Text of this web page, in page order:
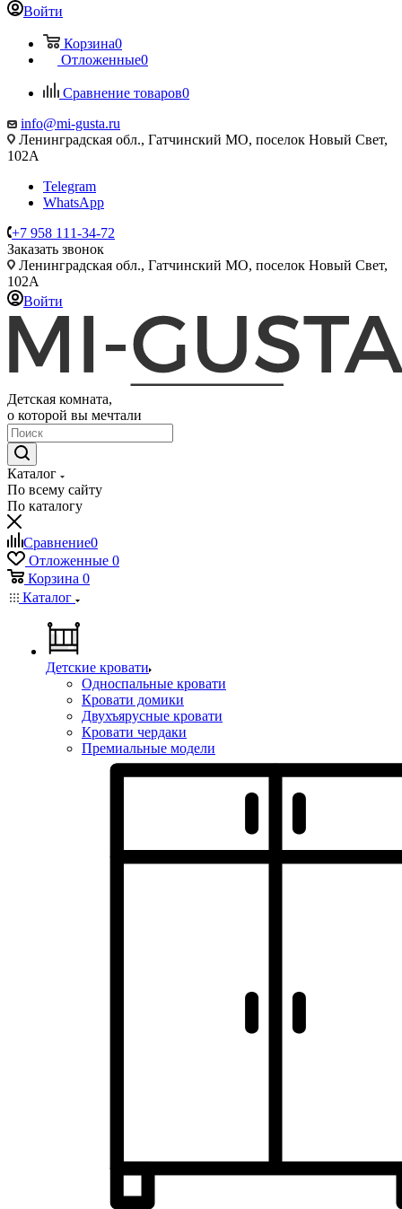
Войти
Корзина0
Отложенные0
Сравнение товаров0
info@mi-gusta.ru
Ленинградская обл., Гатчинский МО, поселок Новый Свет,
102А
Telegram
WhatsApp
+7 958 111-34-72
Заказать звонок
Ленинградская обл., Гатчинский МО, поселок Новый Свет,
102А
Войти
Детская комната,
о которой вы мечтали
Каталог
По всему сайту
По каталогу
Сравнение0
Отложенные 0
Корзина 0
Каталог
Детские кровати
Односпальные кровати
Кровати домики
Двухъярусные кровати
Кровати чердаки
Премиальные модели